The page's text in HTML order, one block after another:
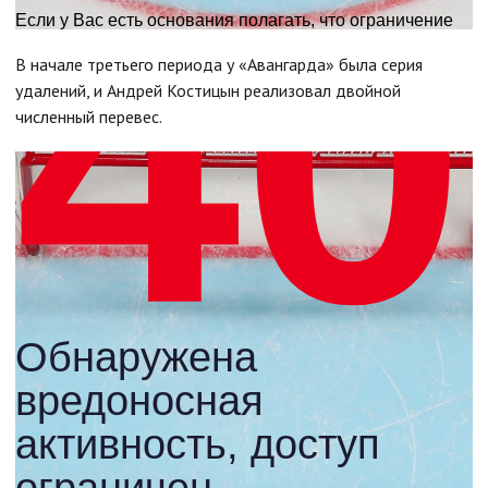
В начале третьего периода у «Авангарда» была серия
удалений, и Андрей Костицын реализовал двойной
численный перевес.